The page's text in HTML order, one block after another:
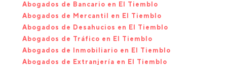
Abogados de Bancario en El Tiemblo
Abogados de Mercantil en El Tiemblo
Abogados de Desahucios en El Tiemblo
Abogados de Tráfico en El Tiemblo
Abogados de Inmobiliario en El Tiemblo
Abogados de Extranjería en El Tiemblo